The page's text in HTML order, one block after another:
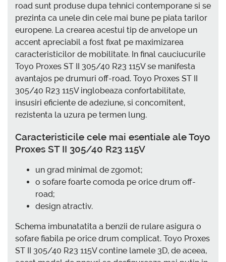
road sunt produse dupa tehnici contemporane si se
prezinta ca unele din cele mai bune pe piata tarilor
europene. La crearea acestui tip de anvelope un
accent apreciabil a fost fixat pe maximizarea
caracteristicilor de mobilitate. In final cauciucurile
Toyo Proxes ST II 305/40 R23 115V se manifesta
avantajos pe drumuri off-road. Toyo Proxes ST II
305/40 R23 115V inglobeaza confortabilitate,
insusiri eficiente de adeziune, si concomitent,
rezistenta la uzura pe termen lung.
Caracteristicile cele mai esentiale ale Toyo
Proxes ST II 305/40 R23 115V
un grad minimal de zgomot;
o sofare foarte comoda pe orice drum off-
road;
design atractiv.
Schema imbunatatita a benzii de rulare asigura o
sofare fiabila pe orice drum complicat. Toyo Proxes
ST II 305/40 R23 115V contine lamele 3D, de aceea,